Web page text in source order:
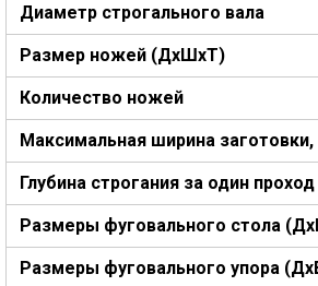
Диаметр строгального вала
Размер ножей (ДхШхТ)
Количество ножей
Максимальная ширина
Глубина строгания за один проход
Размеры фуговального стола
Размеры фуговального упора